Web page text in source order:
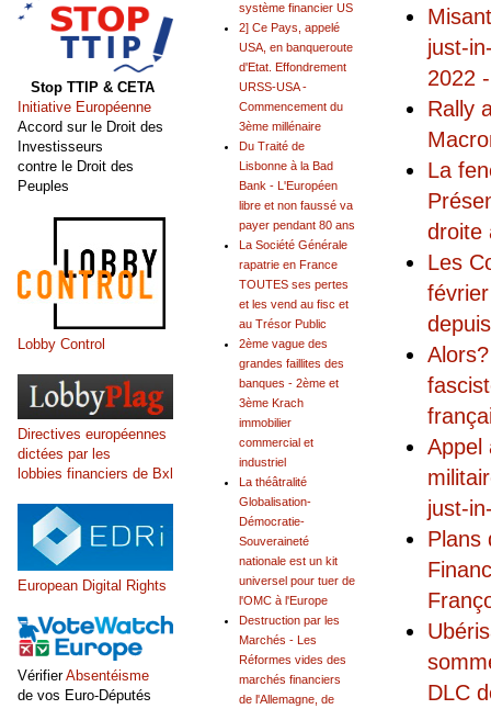
just-
2022
Rally
La
droite
Les
Appel
just-
Plans
DLC
système financier US
2] Ce Pays, appelé
USA, en banqueroute
d'Etat. Effondrement
URSS-USA -
Commencement du
3ème millénaire
Du Traité de
Lisbonne à la Bad
Bank - L'Européen
libre et non faussé va
payer pendant 80 ans
La Société Générale
rapatrie en France
TOUTES ses pertes
et les vend au fisc et
au Trésor Public
2ème vague des
grandes faillites des
banques - 2ème et
3ème Krach
immobilier
commercial et
industriel
La théâtralité
Globalisation-
Démocratie-
Souveraineté
nationale est un kit
universel pour tuer de
l'OMC à l'Europe
Destruction par les
Marchés - Les
Réformes vides des
marchés financiers
de l'Allemagne, de
Stop TTIP & CETA
Initiative Européenne
Accord sur le Droit des
Investisseurs
contre le Droit des
Peuples
Lobby Control
Directives européennes
dictées par les
lobbies financiers de Bxl
European Digital Rights
VérifierAbsentéisme
de vos Euro-Députés